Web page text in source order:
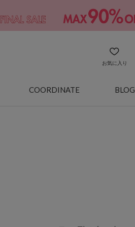
お気に入り
COORDINATE BLOG